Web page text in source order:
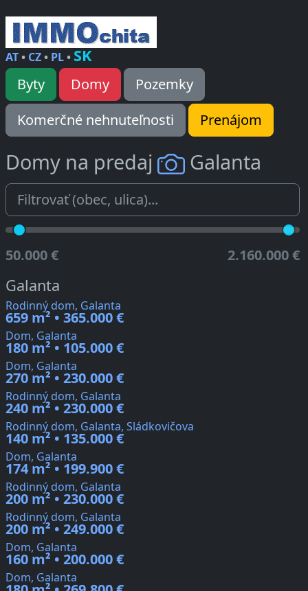
AT• CZ• PL• SK
Byty Domy
Pozemky
Komerčné nehnuteľnosti
Prenájom
Domy na predaj Galanta
50.000 € 2.160.000 €
Galanta
Rodinný dom, Galanta
659 m² • 365.000 €
Dom, Galanta
180 m² • 105.000 €
Dom, Galanta
270 m² • 230.000 €
Rodinný dom, Galanta
240 m² • 230.000 €
Rodinný dom, Galanta, Sládkovičova
140 m² • 135.000 €
Dom, Galanta
174 m² • 199.900 €
Rodinný dom, Galanta
200 m² • 230.000 €
Rodinný dom, Galanta
200 m² • 249.000 €
Dom, Galanta
160 m² • 200.000 €
Dom, Galanta